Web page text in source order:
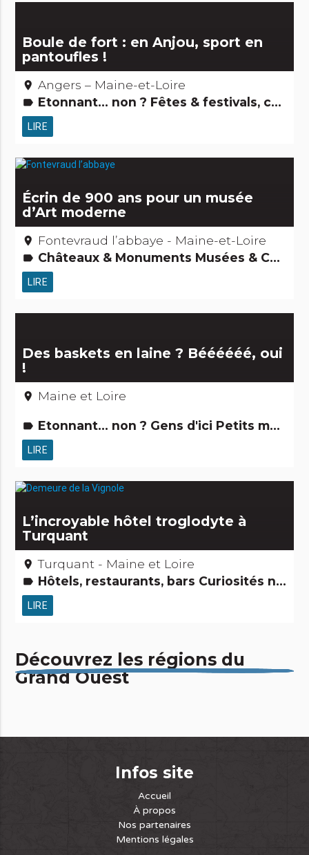
Boule de fort : en Anjou, sport en
pantoufles !
place Angers – Maine-et-Loire
label Etonnant... non ? Fêtes & festivals, confréries Gens d'ici
LIRE
Écrin de 900 ans pour un musée
d’Art moderne
place Fontevraud l’abbaye - Maine-et-Loire
label Châteaux & Monuments Musées & Collections Hôtels, restaurants, bars Gastronomie [à manger] Activités touristiques, sportives, culturelles
LIRE
Des baskets en laine ? Béééééé, oui
!
place Maine et Loire
label Etonnant... non ? Gens d'ici Petits métiers
LIRE
L’incroyable hôtel troglodyte à
Turquant
place Turquant - Maine et Loire
label Hôtels, restaurants, bars Curiosités naturelles
LIRE
Découvrez les régions du
Grand Ouest
Infos site
Accueil
À propos
Nos partenaires
Mentions légales